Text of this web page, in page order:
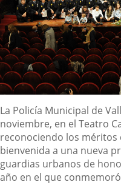
Descripción
La Policía Municipal de
noviembre, en el Teatro
reconociendo los méritos
bienvenida a una nueva
guardias urbanos de
año en el que